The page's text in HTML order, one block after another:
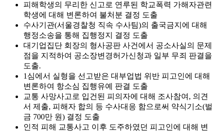
피해학생의 무리한 신고로 연루된 학교폭력 가해자관련
학생에 대해 변론하여 불처분 결정 도출
수사기관(서울경찰청 직속 수사팀)의 출국금지에 대해
행정소송을 통해 집행정지 결정 도출
대기업집단 회장의 형사공판 사건에서 공소사실의 문제
점을 지적하여 공소장변경허가신청과 일부 무죄 판결을
도출.
1심에서 실형을 선고받은 대부업법 위반 피고인에 대해
변론하여 항소심 집행유예 판결 도출
교통 사망사고로 입건된 피의자에 대해 조사참여, 의견
서 제출, 피해자 합의 등 수사대응 함으로써 약식기소(벌
금 700만 원) 결정 도출
인적 피해 교통사고 이후 도주하였던 피고인에 대해 변